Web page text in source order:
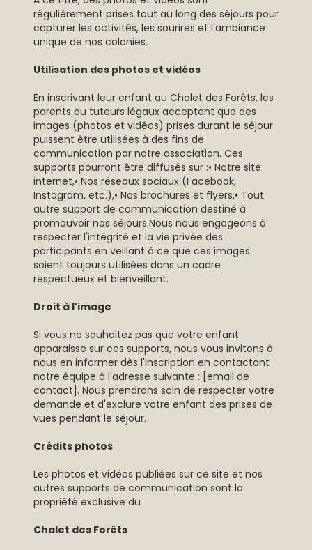
régulièrement prises tout au long des séjours pour
capturer les activités, les sourires et l'ambiance
unique de nos colonies.
Utilisation des photos et vidéos
En inscrivant leur enfant au Chalet des Forêts, les
parents ou tuteurs légaux acceptent que des
images (photos et vidéos) prises durant le séjour
puissent être utilisées à des fins de
communication par notre association. Ces
supports pourront être diffusés sur :• Notre site
internet,• Nos réseaux sociaux (Facebook,
Instagram, etc.),• Nos brochures et flyers,• Tout
autre support de communication destiné à
promouvoir nos séjours.Nous nous engageons à
respecter l'intégrité et la vie privée des
participants en veillant à ce que ces images
soient toujours utilisées dans un cadre
respectueux et bienveillant.
Droit à l'image
Si vous ne souhaitez pas que votre enfant
apparaisse sur ces supports, nous vous invitons à
nous en informer dès l'inscription en contactant
notre équipe à l'adresse suivante : [email de
contact]. Nous prendrons soin de respecter votre
demande et d'exclure votre enfant des prises de
vues pendant le séjour.
Crédits photos
Les photos et vidéos publiées sur ce site et nos
autres supports de communication sont la
propriété exclusive du
Chalet des Forêts